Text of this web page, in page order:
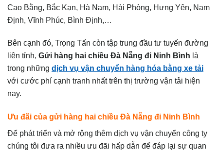
Cao Bằng, Bắc Kạn, Hà Nam, Hải Phòng, Hưng Yên, Nam
Định, Vĩnh Phúc, Bình Định,…
Bên cạnh đó, Trọng Tấn còn tập trung đầu tư tuyến đường
liên tỉnh, Gửi hàng hai chiều Đà Nẵng đi Ninh Bình là
trong những dịch vụ vận chuyển hàng hóa bằng xe tải
với cước phí cạnh tranh nhất trên thị trường vận tải hiện
nay.
Ưu đãi của gửi hàng hai chiều Đà Nẵng đi Ninh Bình
Để phát triển và mở rộng thêm dịch vụ vận chuyển công ty
chúng tôi đưa ra nhiều ưu đãi hấp dẫn để đáp lại sự quan